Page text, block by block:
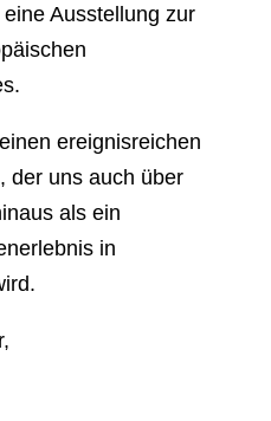
eine Ausstellung zur
ereignisreichen
der uns auch über
als ein
in